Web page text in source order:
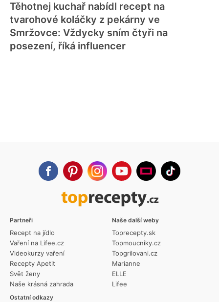
Těhotnej kuchař nabídl recept na
tvarohové koláčky z pekárny ve
Smržovce: Vždycky sním čtyři na
posezení, říká influencer
Partneři
Recept na jídlo
Vaření na Lifee.cz
Videokurzy vaření
Recepty Apetit
Svět ženy
Naše krásná zahrada
Ostatní odkazy
Naše další weby
Toprecepty.sk
Topmoucniky.cz
Topgrilovani.cz
Marianne
ELLE
Lifee